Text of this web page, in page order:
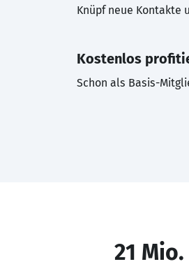
Knüpf neue Kontakte
Kostenlos
Schon als Basis-
21